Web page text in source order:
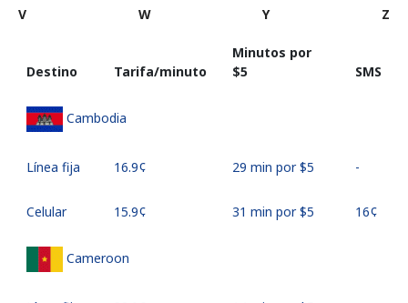
V
W Y Z
Destino Tarifa/minuto
Minutos por
⁦$5⁩
SMS
Cambodia
Línea fija ⁦16.9¢⁩ 29 min por ⁦$5⁩ -
Celular ⁦15.9¢⁩ 31 min por ⁦$5⁩ ⁦16¢⁩
Cameroon